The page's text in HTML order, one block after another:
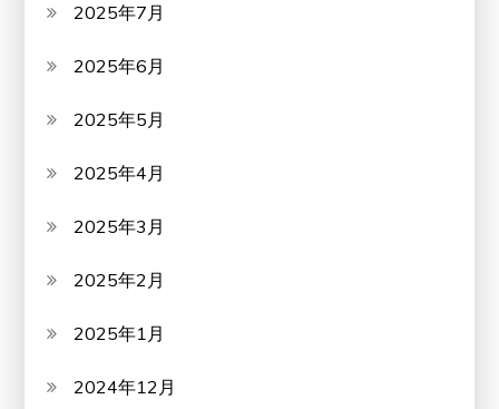
2025年7月
2025年6月
2025年5月
2025年4月
2025年3月
2025年2月
2025年1月
2024年12月